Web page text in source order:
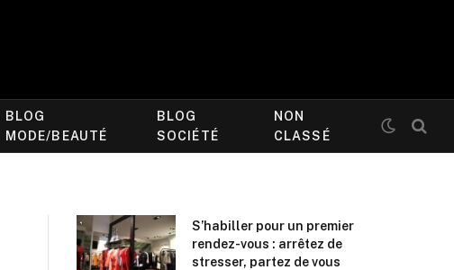
BLOG
MODE/BEAUTÉ
BLOG
SOCIÉTÉ
NON
CLASSÉ
S’habiller pour un premier
rendez-vous : arrêtez de
stresser, partez de vous